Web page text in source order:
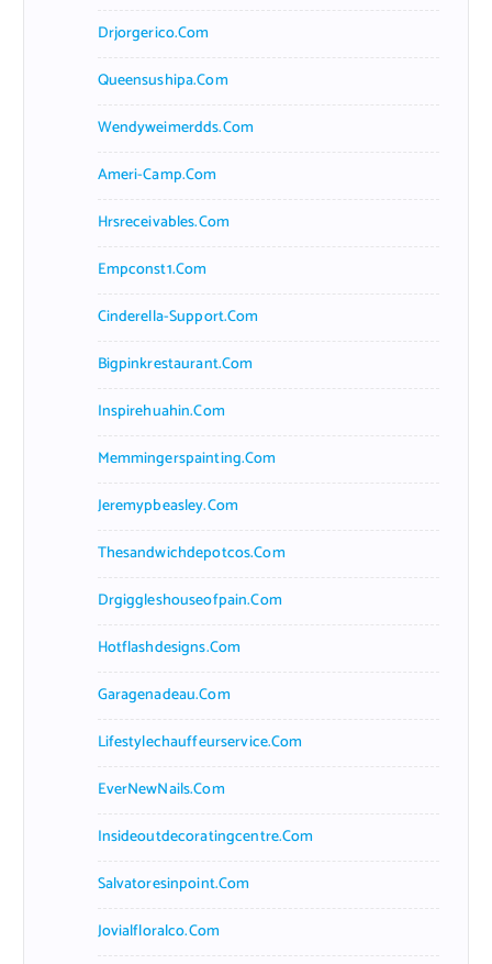
Drjorgerico.com
Queensushipa.com
Wendyweimerdds.com
Ameri-Camp.com
Hrsreceivables.com
Empconst1.com
Cinderella-Support.com
Bigpinkrestaurant.com
Inspirehuahin.com
Memmingerspainting.com
Jeremypbeasley.com
Thesandwichdepotcos.com
Drgiggleshouseofpain.com
Hotflashdesigns.com
Garagenadeau.com
Lifestylechauffeurservice.com
EverNewNails.com
Insideoutdecoratingcentre.com
Salvatoresinpoint.com
Jovialfloralco.com